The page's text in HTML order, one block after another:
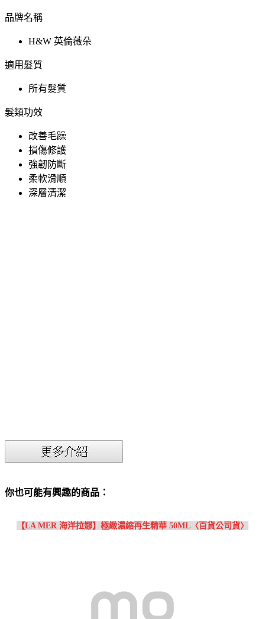
品牌名稱
H&W 英倫薇朵
適用髮質
所有髮質
髮類功效
改善毛躁
損傷修護
強韌防斷
柔軟滑順
深層清潔
你也可能有興趣的商品：
【LA MER 海洋拉娜】極緻濃縮再生精華 50ML〈百貨公司貨〉